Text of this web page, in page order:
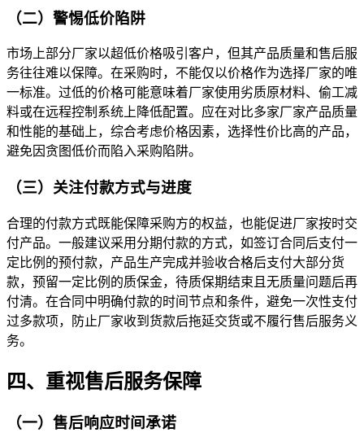
（二）警惕低价陷阱
市场上部分厂家以超低价格吸引客户，但其产品质量和售后服
务往往难以保障。在采购时，不能仅以价格作为选择厂家的唯
一标准。过低的价格可能意味着厂家使用劣质原材料、偷工减
料或在远程控制系统上降低配置。应在对比多家厂家产品质量
和性能的基础上，综合考虑价格因素，选择性价比高的产品，
避免因贪图低价而陷入采购陷阱。
（三）关注付款方式与进度
合理的付款方式既能保障采购方的权益，也能促进厂家按时交
付产品。一般建议采用分期付款的方式，如签订合同后支付一
定比例的预付款，产品生产完成并验收合格后支付大部分货
款，预留一定比例的质保金，待质保期结束且无质量问题后再
付清。在合同中明确付款的时间节点和条件，避免一次性支付
过多款项，防止厂家收到货款后拖延交货或不履行售后服务义
务。
四、重视售后服务保障
（一）售后响应时间承诺